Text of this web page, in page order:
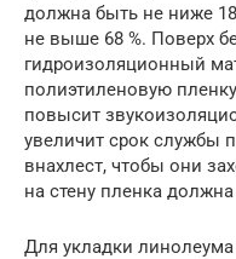
должна быть не ниже
не выше 68 %. Поверх
гидроизоляционный
полиэтиленовую
повысит
увеличит срок службы
внахлест, чтобы они
на стену пленка
Для укладки